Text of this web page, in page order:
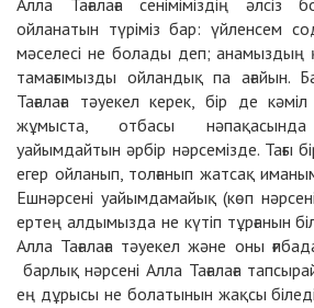
Алла Тағалаға сеніміміздің әлсіз
ойланатын түріміз бар: үйленсем
мәселесі не болады деп; анамыздың
тамағымызды ойландық па ағайын.
Тағалаға тәуекел керек, бір де
жұмыста, отбасы
уайымдайтын әрбір нәрсемізде. Тағы
егер ойланып, толғанып жатсақ
Ешнәрсені уайымдамайық (көп
ертең алдымызда не күтіп тұрғанын
Алла Тағалаға тәуекел және оны
барлық нәрсені Алла Тағалаға
ең дұрысы не болатынын жақсы